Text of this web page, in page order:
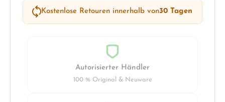
Kostenlose Retouren innerhalb von30 Tagen
Autorisierter Händler
100 % Original & Neuware